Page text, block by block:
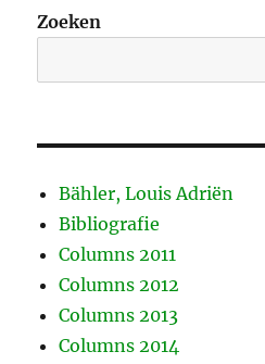
Zoeken
Bähler, Louis Adriën
Bibliografie
Columns 2011
Columns 2012
Columns 2013
Columns 2014